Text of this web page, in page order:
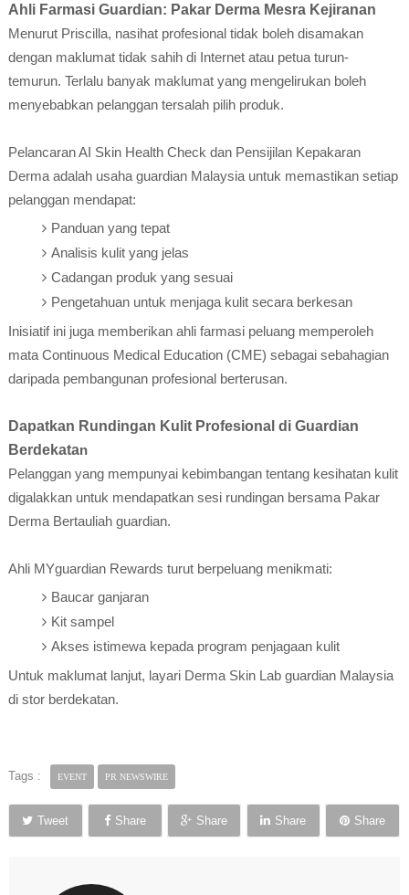
Ahli Farmasi Guardian: Pakar Derma Mesra Kejiranan
Menurut Priscilla, nasihat profesional tidak boleh disamakan
dengan maklumat tidak sahih di Internet atau petua turun-
temurun. Terlalu banyak maklumat yang mengelirukan boleh
menyebabkan pelanggan tersalah pilih produk.
Pelancaran AI Skin Health Check dan Pensijilan Kepakaran
Derma adalah usaha guardian Malaysia untuk memastikan setiap
pelanggan mendapat:
Panduan yang tepat
Analisis kulit yang jelas
Cadangan produk yang sesuai
Pengetahuan untuk menjaga kulit secara berkesan
Inisiatif ini juga memberikan ahli farmasi peluang memperoleh
mata Continuous Medical Education (CME) sebagai sebahagian
daripada pembangunan profesional berterusan.
Dapatkan Rundingan Kulit Profesional di Guardian
Berdekatan
Pelanggan yang mempunyai kebimbangan tentang kesihatan kulit
digalakkan untuk mendapatkan sesi rundingan bersama Pakar
Derma Bertauliah guardian.
Ahli MYguardian Rewards turut berpeluang menikmati:
Baucar ganjaran
Kit sampel
Akses istimewa kepada program penjagaan kulit
Untuk maklumat lanjut, layari Derma Skin Lab guardian Malaysia
di stor berdekatan.
Tags : EVENT PR NEWSWIRE
Tweet Share Share Share Share